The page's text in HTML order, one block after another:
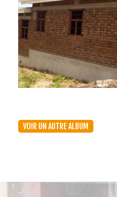
VOIR UN AUTRE ALBUM